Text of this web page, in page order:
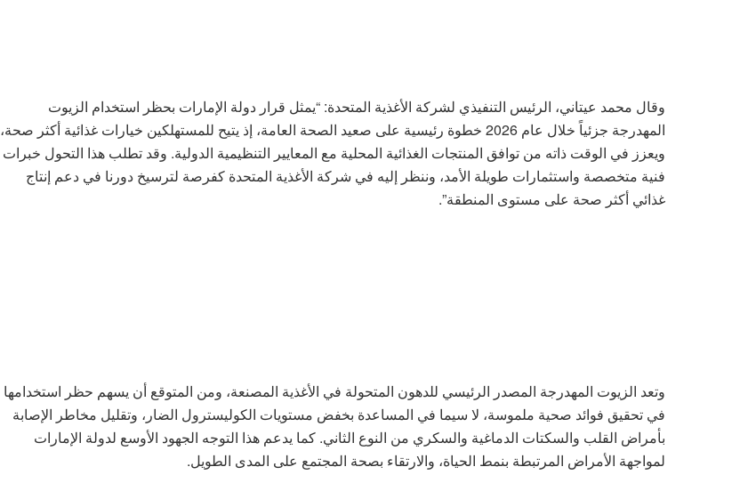
وقال محمد عيتاني، الرئيس التنفيذي لشركة الأغذية المتحدة: “يمثل قرار دولة الإمارات بحظر استخدام الزيوت
المهدرجة جزئياً خلال عام 2026 خطوة رئيسية على صعيد الصحة العامة، إذ يتيح للمستهلكين خيارات غذائية أكثر صحة،
ويعزز في الوقت ذاته من توافق المنتجات الغذائية المحلية مع المعايير التنظيمية الدولية. وقد تطلب هذا التحول خبرات
فنية متخصصة واستثمارات طويلة الأمد، وننظر إليه في شركة الأغذية المتحدة كفرصة لترسيخ دورنا في دعم إنتاج
غذائي أكثر صحة على مستوى المنطقة”.
وتعد الزيوت المهدرجة المصدر الرئيسي للدهون المتحولة في الأغذية المصنعة، ومن المتوقع أن يسهم حظر استخدامها
في تحقيق فوائد صحية ملموسة، لا سيما في المساعدة بخفض مستويات الكوليسترول الضار، وتقليل مخاطر الإصابة
بأمراض القلب والسكتات الدماغية والسكري من النوع الثاني. كما يدعم هذا التوجه الجهود الأوسع لدولة الإمارات
لمواجهة الأمراض المرتبطة بنمط الحياة، والارتقاء بصحة المجتمع على المدى الطويل.